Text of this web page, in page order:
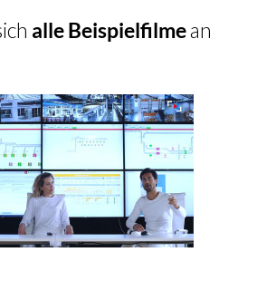
alle Beispielfilmean